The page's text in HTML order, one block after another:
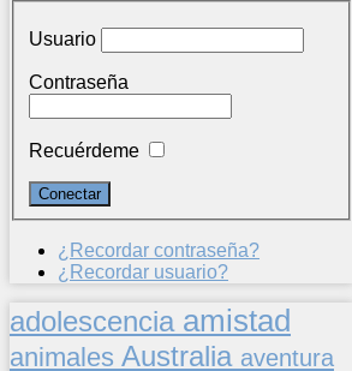
Usuario
Contraseña
Recuérdeme
¿Recordar contraseña?
¿Recordar usuario?
adolescencia amistad
animales Australia aventura